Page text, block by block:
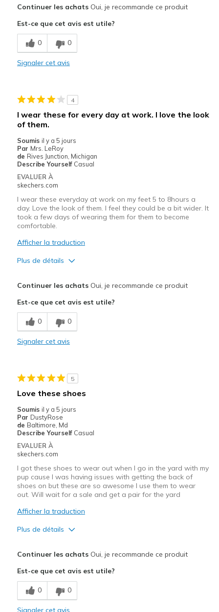
Comfortable
Durable
Travel
Sizing
Continuer les achatsOui, je recommande ce produit
Est-ce que cet avis est utile?
0 0
Signaler cet avis
4
I wear these for every day at work. I love the look
of them.
Soumis il y a 5 jours
Par Mrs. LeRoy
de Rives Junction, Michigan
Describe Yourself Casual
EVALUER À
skechers.com
I wear these everyday at work on my feet 5 to 8hours a
day. Love the look of them. I feel they could be a bit wider. It
took a few days of wearing them for them to become
comfortable.
Afficher la traduction
Plus de détails
Le contre
Need Break In
Feels too narrow
Sizing
Feels half size too small
View On Shoes
Continuer les achatsOui, je recommande ce produit
Est-ce que cet avis est utile?
0 0
Signaler cet avis
5
Love these shoes
Soumis il y a 5 jours
Par DustyRose
de Baltimore, Md
Describe Yourself Casual
EVALUER À
skechers.com
I got these shoes to wear out when I go in the yard with my
pup cause I was having issues with getting the back of
shoes on but these are so awesome I use them to wear
out. Will wait for a sale and get a pair for the yard
Afficher la traduction
Plus de détails
Breathe Well
Comfortable
Continuer les achatsOui, je recommande ce produit
Est-ce que cet avis est utile?
0 0
Signaler cet avis